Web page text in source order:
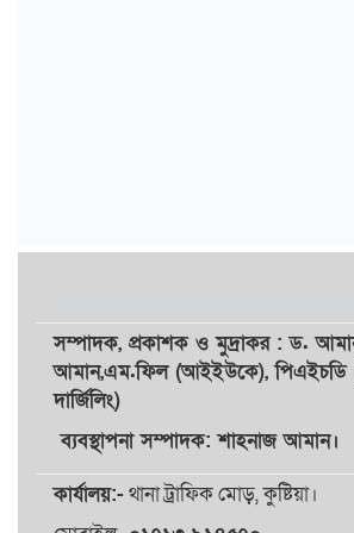
সম্পাদক, প্রকাশকওমুদ্রাকর: ড.
আমান,এম.ফিল (আইইউকে), পিএইচডি
দার্জিলিং)
ব্যবস্থাপনা সম্পাদক: শাহনাজ আমান।
কার্যালয়:-থানা ট্রাফিক মোড়, কুষ্টিয়া।